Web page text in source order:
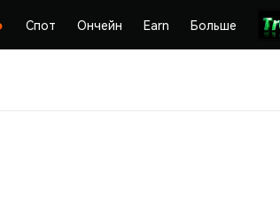
Спот Ончейн Earn Больше